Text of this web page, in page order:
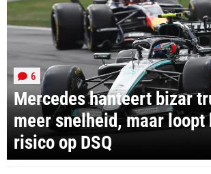
Mercedes hanteert bizar
meer snelheid, maar loopt
risico op DSQ
6